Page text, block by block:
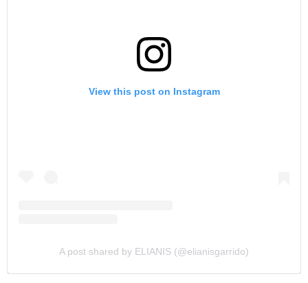
View this post on Instagram
A post shared by ELIANIS (@elianisgarrido)